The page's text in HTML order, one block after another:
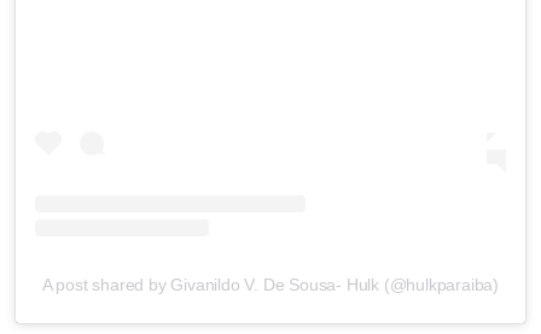
A post shared by Givanildo V. De Sousa- Hulk (@hulkparaiba)